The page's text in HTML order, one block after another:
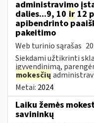
administravimo
dalies...9, 10 ir 12
apibendrinto
pakeitimo
Web turinio sąrašas
Siekdami užtikrinti
įgyvendinimą,
mokesčių
Metai: 2024
Laiku žemės
savininkų